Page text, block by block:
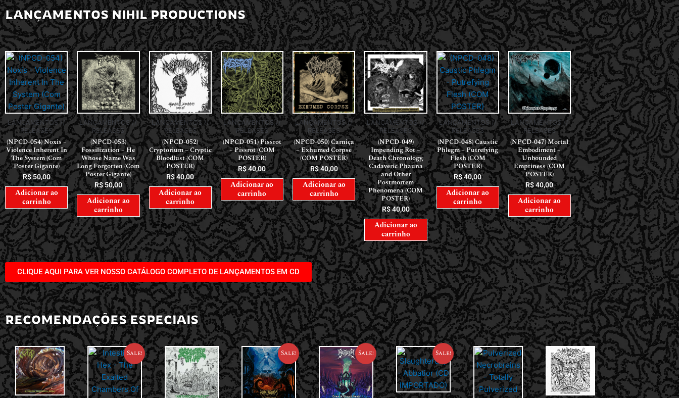
LANÇAMENTOS NIHIL PRODUCTIONS
LANÇAMENTOS //
RELEASES
(NPCD-054) Noxis –
Violence Inherent In
The System (Com
Poster Gigante)
R$50,00
Adicionar ao
carrinho
LANÇAMENTOS //
RELEASES
(NPCD-053)
Fossilization – He
Whose Name Was
Long Forgotten (Com
Poster Gigante)
R$50,00
Adicionar ao
carrinho
LANÇAMENTOS //
RELEASES
(NPCD-052)
Cryptorium – Cryptic
Bloodlust (COM
POSTER)
R$40,00
Adicionar ao
carrinho
LANÇAMENTOS //
RELEASES
(NPCD-051) Pissrot
– Pissrot (COM
POSTER)
R$40,00
Adicionar ao
carrinho
LANÇAMENTOS //
RELEASES
(NPCD-050) Carniça
– Exhumed Corpse
(COM POSTER)
R$40,00
Adicionar ao
carrinho
LANÇAMENTOS //
RELEASES
(NPCD-049)
Impending Rot –
Death Chronology,
Cadaveric Phauna
and Other
Postmortem
Phenomena (COM
POSTER)
R$40,00
Adicionar ao
carrinho
LANÇAMENTOS //
RELEASES
(NPCD-048) Caustic
Phlegm – Putrefying
Flesh (COM
POSTER)
R$40,00
Adicionar ao
carrinho
LANÇAMENTOS //
RELEASES
(NPCD-047) Mortal
Embodiment –
Unbounded
Emptiness (COM
POSTER)
R$40,00
Adicionar ao
carrinho
CLIQUE AQUI PARA VER NOSSO CATÁLOGO COMPLETO DE LANÇAMENTOS EM CD
RECOMENDAÇÕES ESPECIAIS
Sale! Sale! Sale! Sale!